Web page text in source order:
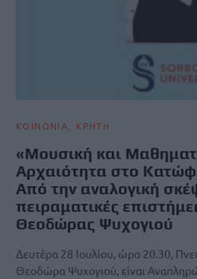
ΚΟΙΝΩΝΙΑ ΚΡΗΤΗ
«Μουσική και
Αρχαιότητα στο
Από την αναλογική
πειραματικές
Θεοδώρας Ψυχογιού
Δευτέρα 28 Ιουλίου, ώρα 20.30,
Θεοδώρα Ψυχογιού, είναι